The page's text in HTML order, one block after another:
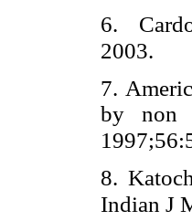
6.
2003.
7.
by non
8.
Indian J